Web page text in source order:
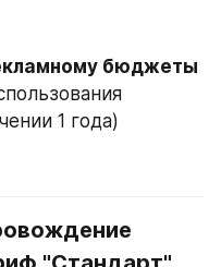
1 года)